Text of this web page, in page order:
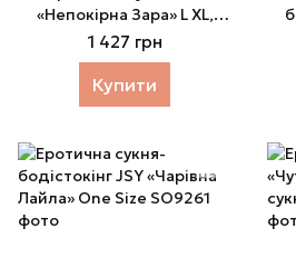
«Непокірна Зара» L XL,
червона, сукня, стрінги
1 427 грн
Купити